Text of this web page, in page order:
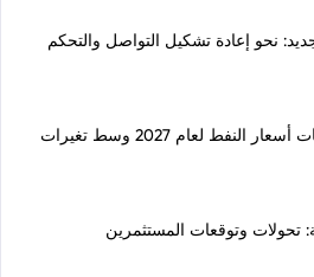
نحو إعادة تشكيل التواصل والتحكم
جولدمان ساكس يخفض توقعات أسعار النفط لعام 2027 وسط تغيرات
تحولات وتوقعات المستثمرين